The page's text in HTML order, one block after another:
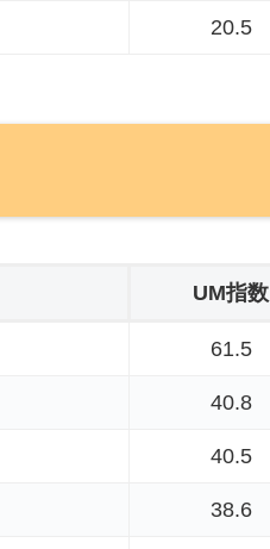
20.5
UM指数
61.5
40.8
40.5
38.6